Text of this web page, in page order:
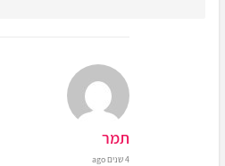
תמר
4 שנים ago